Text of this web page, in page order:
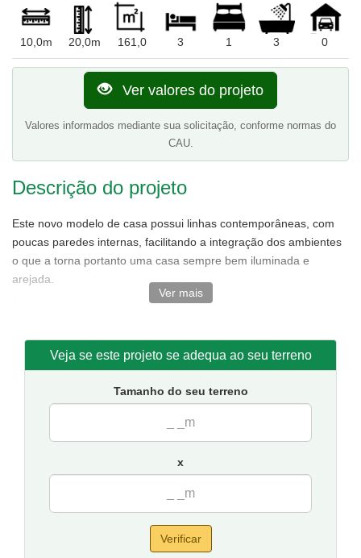
10,0m 20,0m 161,0 3 1 3 0
Ver valores do projeto
Valores informados mediante sua solicitação, conforme normas do
CAU.
Descrição do projeto
Este novo modelo de casa possui linhas contemporâneas, com
poucas paredes internas, facilitando a integração dos ambientes
o que a torna portanto uma casa sempre bem iluminada e
arejada.
No andar térreo, contém sala de estar e jantar não conjugadas
No andar superior, destaque para a suíte master com closet e
duas varandas uma ótima opção para quem prefere quartos
grandes.Além de conter mais dois quartos e um banheiro.
Sugestão de terreno para implantação:
Ver mais
Veja se este projeto se adequa ao seu terreno
Tamanho do seu terreno
x
Verificar